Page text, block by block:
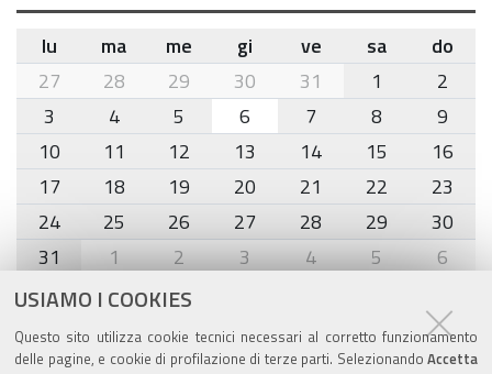
USIAMO I COOKIES
Questo sito utilizza cookie tecnici necessari al corretto funzionamento
delle pagine, e cookie di profilazione di terze parti. Selezionando Accetta
month-
8
lu ma me gi ve sa
do
27
28 29 30 31 1
2
3
4 5 6 7 8
9
10
11 12 13 14 15
16
17
18 19 20 21 22
23
24
25 26 27 28 29
30
31
1 2 3 4 5 6
Agenda eventi